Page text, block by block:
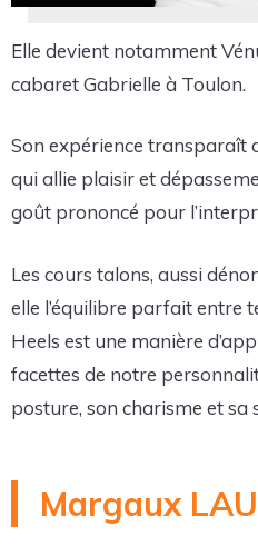
Elle devient notamment
cabaret Gabrielle à Toulon.
Son expérience transparaît
qui allie plaisir et
goût prononcé pour
Les cours talons, aussi
elle l’équilibre parfait entre
Heels est une manière
facettes de notre
posture, son charisme et sa
Margaux